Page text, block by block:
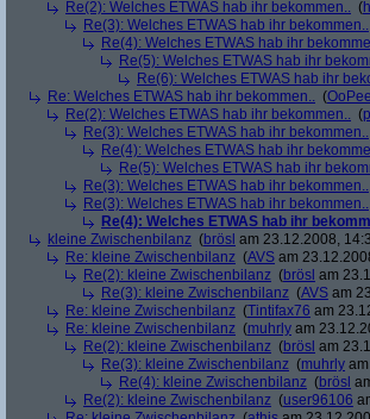
Re(2): Welches ETWAS hab ihr bekommen.. (
Re(3): Welches ETWAS hab ihr bekommen..
Re(4): Welches ETWAS hab ihr
Re(5): Welches ETWAS hab ihr
Re(6): Welches ETWAS hab ihr
Re: Welches ETWAS hab ihr bekommen.. (OoPee
Re(2): Welches ETWAS hab ihr bekommen.. (
Re(3): Welches ETWAS hab ihr bekommen..
Re(4): Welches ETWAS hab ihr
Re(5): Welches ETWAS hab ihr
Re(3): Welches ETWAS hab ihr bekommen..
Re(3): Welches ETWAS hab ihr bekommen..
Re(4): Welches ETWAS hab ihr
kleine Zwischenbilanz (brösl am 23.12.2008,
Re: kleine Zwischenbilanz (AVS am
Re(2): kleine Zwischenbilanz (brösl am
Re(3): kleine Zwischenbilanz (AVS am
Re: kleine Zwischenbilanz (Tintifax76 am
Re: kleine Zwischenbilanz (muhrly am
Re(2): kleine Zwischenbilanz (brösl am
Re(3): kleine Zwischenbilanz (muhrly
Re(4): kleine Zwischenbilanz (brösl
Re(2): kleine Zwischenbilanz (user96106